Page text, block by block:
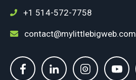
+1 514-572-7758
contact@mylittlebigweb.com